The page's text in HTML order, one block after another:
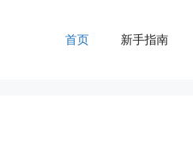
首页 新手指南